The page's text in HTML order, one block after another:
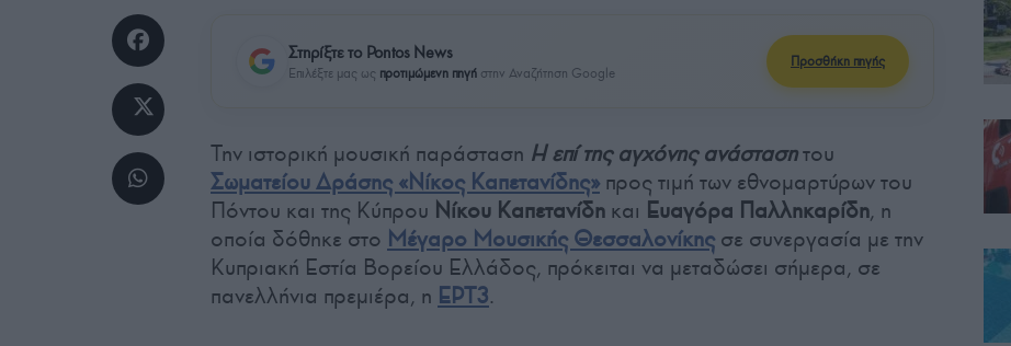
Στηρίξτε το Pontos News
Επιλέξτε μας ως προτιμώμενη πηγή στην Αναζήτηση Google
Προσθήκη πηγής
Την ιστορική μουσική παράσταση Η επί της αγχόνης ανάστασητου
Σωματείου Δράσης «Νίκος Καπετανίδης» προς τιμή των εθνομαρτύρων του
Πόντου και της Κύπρου Νίκου Καπετανίδη και Ευαγόρα Παλληκαρίδη, η
οποία δόθηκε στο Μέγαρο Μουσικής Θεσσαλονίκης σε συνεργασία με την
Κυπριακή Εστία Βορείου Ελλάδος, πρόκειται να μεταδώσει σήμερα, σε
πανελλήνια πρεμιέρα, η ΕΡΤ3.